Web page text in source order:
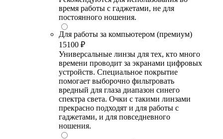
время работы с гаджетами, не для
постоянного ношения.
Для работы за компьютером (премиум)
15100 ₽
Универсальные линзы для тех, кто много
времени проводит за экранами цифровых
устройств. Специальное покрытие
помогает выборочно фильтровать
вредный для глаза диапазон синего
спектра света. Очки с такими линзами
прекрасно подходят и для работы с
гаджетами, и для повседневного
ношения.